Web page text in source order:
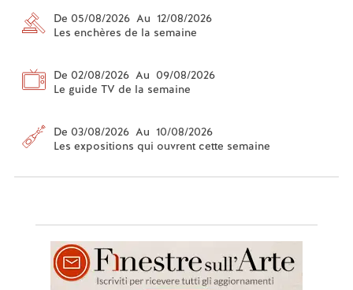
De 05/08/2026 Au 12/08/2026
Les enchères de la semaine
De 02/08/2026 Au 09/08/2026
Le guide TV de la semaine
De 03/08/2026 Au 10/08/2026
Les expositions qui ouvrent cette semaine